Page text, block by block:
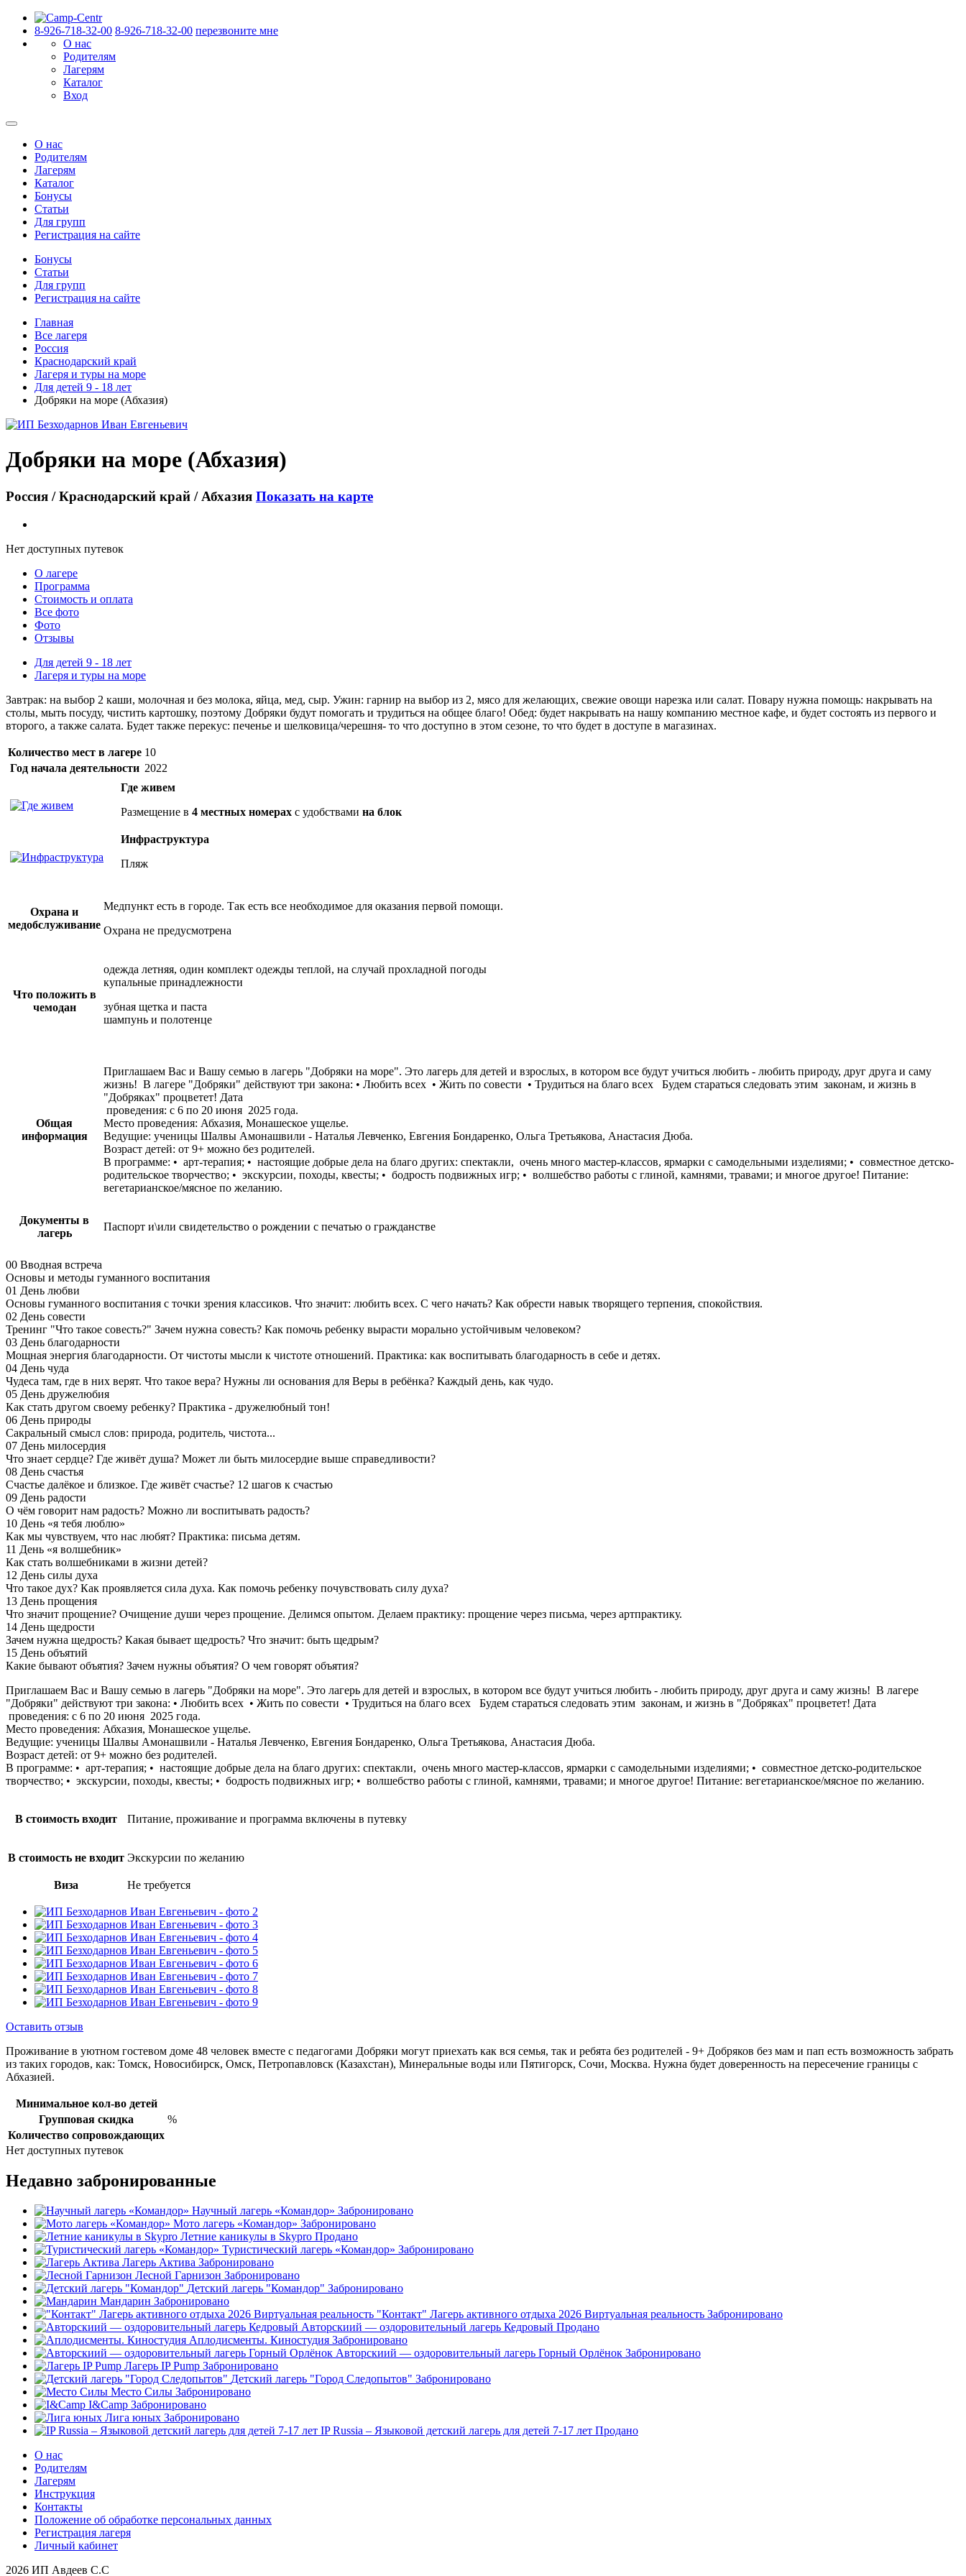
8-926-718-32-00 8-926-718-32-00 перезвоните мне
О нас
Родителям
Лагерям
Каталог
Вход
О нас
Родителям
Лагерям
Каталог
Бонусы
Статьи
Для групп
Регистрация на сайте
Бонусы
Статьи
Для групп
Регистрация на сайте
Главная
Все лагеря
Россия
Краснодарский край
Лагеря и туры на море
Для детей 9 - 18 лет
Добряки на море (Абхазия)
Добряки на море (Абхазия)
Россия / Краснодарский край / Абхазия Показать на карте
Нет доступных путевок
О лагере
Программа
Стоимость и оплата
Все фото
Фото
Отзывы
Для детей 9 - 18 лет
Лагеря и туры на море
Завтрак: на выбор 2 каши, молочная и без молока, яйца, мед, сыр. Ужин: гарнир на выбор из 2, мясо для желающих, свежие овощи нарезка или салат. Повару нужна помощь: накрывать на
столы, мыть посуду, чистить картошку, поэтому Добряки будут помогать и трудиться на общее благо! Обед: будет накрывать на нашу компанию местное кафе, и будет состоять из первого и
второго, а также салата. Будет также перекус: печенье и шелковица/черешня- то что доступно в этом сезоне, то что будет в доступе в магазинах.
Количество мест в лагере 10
Год начала деятельности 2022
Где живем
Размещение в 4 местных номерах с удобствами на блок
Инфраструктура
Пляж
Охрана и
медобслуживание
Медпункт есть в городе. Так есть все необходимое для оказания первой помощи.
Охрана не предусмотрена
Что положить в
чемодан
одежда летняя, один комплект одежды теплой, на случай прохладной погоды
купальные принадлежности
зубная щетка и паста
шампунь и полотенце
Общая
информация
Приглашаем Вас и Вашу семью в лагерь "Добряки на море". Это лагерь для детей и взрослых, в котором все будут учиться любить - любить природу, друг друга и саму
жизнь! В лагере "Добряки" действуют три закона: • Любить всех • Жить по совести • Трудиться на благо всех Будем стараться следовать этим законам, и жизнь в
"Добряках" процветет! Дата
проведения: с 6 по 20 июня 2025 года.
Место проведения: Абхазия, Монашеское ущелье.
Ведущие: ученицы Шалвы Амонашвили - Наталья Левченко, Евгения Бондаренко, Ольга Третьякова, Анастасия Дюба.
Возраст детей: от 9+ можно без родителей.
В программе: •⁠ ⁠арт-терапия; •⁠ ⁠настоящие добрые дела на благо других: спектакли, очень много мастер-классов, ярмарки с самодельными изделиями; •⁠ ⁠совместное детско-
родительское творчество; • экскурсии, походы, квесты; •⁠ ⁠бодрость подвижных игр; •⁠ ⁠волшебство работы с глиной, камнями, травами; и многое другое! Питание:
вегетарианское/мясное по желанию.
Документы в
лагерь
Паспорт и\или свидетельство о рождении с печатью о гражданстве
00 Вводная встреча
Основы и методы гуманного воспитания
01 День любви
Основы гуманного воспитания с точки зрения классиков. Что значит: любить всех. С чего начать? Как обрести навык творящего терпения, спокойствия.
02 День совести
Тренинг "Что такое совесть?" Зачем нужна совесть? Как помочь ребенку вырасти морально устойчивым человеком?
03 День благодарности
Мощная энергия благодарности. От чистоты мысли к чистоте отношений. Практика: как воспитывать благодарность в себе и детях.
04 День чуда
Чудеса там, где в них верят. Что такое вера? Нужны ли основания для Веры в ребёнка? Каждый день, как чудо.
05 День дружелюбия
Как стать другом своему ребенку? Практика - дружелюбный тон!
06 День природы
Сакральный смысл слов: природа, родитель, чистота...
07 День милосердия
Что знает сердце? Где живёт душа? Может ли быть милосердие выше справедливости?
08 День счастья
Счастье далёкое и близкое. Где живёт счастье? 12 шагов к счастью
09 День радости
О чём говорит нам радость? Можно ли воспитывать радость?
10 День «я тебя люблю»
Как мы чувствуем, что нас любят? Практика: письма детям.
11 День «я волшебник»
Как стать волшебниками в жизни детей?
12 День силы духа
Что такое дух? Как проявляется сила духа. Как помочь ребенку почувствовать силу духа?
13 День прощения
Что значит прощение? Очищение души через прощение. Делимся опытом. Делаем практику: прощение через письма, через артпрактику.
14 День щедрости
Зачем нужна щедрость? Какая бывает щедрость? Что значит: быть щедрым?
15 День объятий
Какие бывают объятия? Зачем нужны объятия? О чем говорят объятия?
Приглашаем Вас и Вашу семью в лагерь "Добряки на море". Это лагерь для детей и взрослых, в котором все будут учиться любить - любить природу, друг друга и саму жизнь! В лагере
"Добряки" действуют три закона: • Любить всех • Жить по совести • Трудиться на благо всех Будем стараться следовать этим законам, и жизнь в "Добряках" процветет! Дата
проведения: с 6 по 20 июня 2025 года.
Место проведения: Абхазия, Монашеское ущелье.
Ведущие: ученицы Шалвы Амонашвили - Наталья Левченко, Евгения Бондаренко, Ольга Третьякова, Анастасия Дюба.
Возраст детей: от 9+ можно без родителей.
В программе: •⁠ ⁠арт-терапия; •⁠ ⁠настоящие добрые дела на благо других: спектакли, очень много мастер-классов, ярмарки с самодельными изделиями; •⁠ ⁠совместное детско-родительское
творчество; • экскурсии, походы, квесты; •⁠ ⁠бодрость подвижных игр; •⁠ ⁠волшебство работы с глиной, камнями, травами; и многое другое! Питание: вегетарианское/мясное по желанию.
В стоимость входит Питание, проживание и программа включены в путевку
В стоимость не входит Экскурсии по желанию
Виза Не требуется
Оставить отзыв
Проживание в уютном гостевом доме 48 человек вместе с педагогами Добряки могут приехать как вся семья, так и ребята без родителей - 9+ Добряков без мам и пап есть возможность забрать
из таких городов, как: Томск, Новосибирск, Омск, Петропавловск (Казахстан), Минеральные воды или Пятигорск, Сочи, Москва. Нужна будет доверенность на пересечение границы с
Абхазией.
Минимальное кол-во детей
Групповая скидка
%
Количество сопровождающих
Нет доступных путевок
Недавно забронированные
Научный лагерь «Командор» Забронировано
Мото лагерь «Командор» Забронировано
Летние каникулы в Skypro Продано
Туристический лагерь «Командор» Забронировано
Лагерь Актива Забронировано
Лесной Гарнизон Забронировано
Детский лагерь "Командор" Забронировано
Мандарин Забронировано
"Контакт" Лагерь активного отдыха 2026 Виртуальная реальность Забронировано
Авторскиий — оздоровительный лагерь Кедровый Продано
Аплодисменты. Киностудия Забронировано
Авторскиий — оздоровительный лагерь Горный Орлёнок Забронировано
Лагерь IP Pump Забронировано
Детский лагерь "Город Следопытов" Забронировано
Место Силы Забронировано
I&Camp Забронировано
Лига юных Забронировано
IP Russia – Языковой детский лагерь для детей 7-17 лет Продано
О нас
Родителям
Лагерям
Инструкция
Контакты
Положение об обработке персональных данных
Регистрация лагеря
Личный кабинет
2026 ИП Авдеев С.С